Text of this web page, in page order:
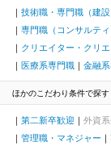
技術職・専門職（建
専門職（コンサルテ
クリエイター・クリ
医療系専門職
金融
ほかのこだわり条件で探す
第二新卒歓迎 外資
管理職・マネジャー